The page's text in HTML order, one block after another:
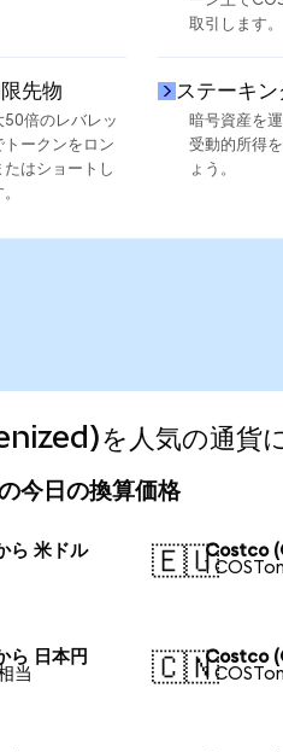
取引します。
先物
50倍のレバレッ
トークンをロン
たはショートし
ステーキン
暗号資産を
受動的所得
ょう。
を人気の通貨に
今日の換算価格
ら 米ドル
🇪🇺Costco
1
日本円
当
🇨🇳Costco
1